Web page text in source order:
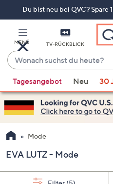
Du bist neu bei QVC? Spare
MENÜ TV-RÜCKBLICK
Wonach
suchst
du
heute?
Vorschläge
verfügbar
sind,
verwenden
Sie
Pfeiltasten
nach
Tagesangebot Neu 30
Mode
EVA LUTZ - Mode